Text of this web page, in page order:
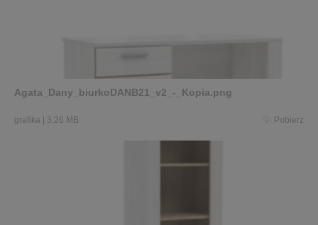
Agata_Dany_biurkoDANB21_v2_-_Kopia.png
grafika 3,26 MB Pobierz